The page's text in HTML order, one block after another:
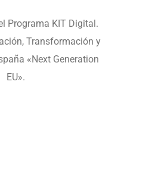
Programa KIT Digital.
Transformación y
«Next Generation
EU».